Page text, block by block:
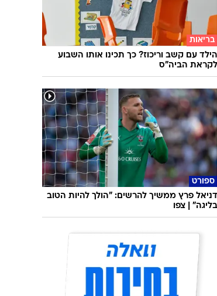
בריאות
הילד עם קשב וריכוז? כך תכינו אותו השבוע
לקראת הביה"ס
ספורט
דניאל פרץ ממשיך להרשים: "הולך להיות הטוב
בליגה" | צפו